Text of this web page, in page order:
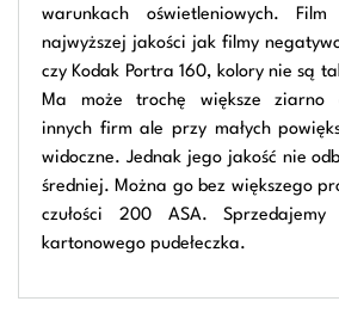
warunkach oświetleniowych.
najwyższej jakości jak filmy
czy Kodak Portra 160, kolory nie są
Ma może trochę większe ziarno
innych firm ale przy małych
widoczne. Jednak jego jakość nie
średniej. Można go bez większego
czułości 200 ASA.
kartonowego pudełeczka.